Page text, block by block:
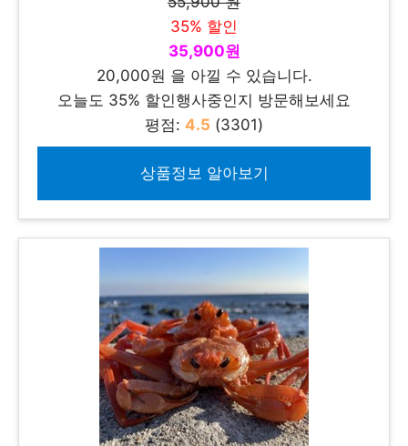
35% 할인
35,900원
20,000원 을 아낄 수 있습니다.
오늘도 35% 할인행사중인지 방문해보세요
평점: 4.5 (3301)
상품정보 알아보기